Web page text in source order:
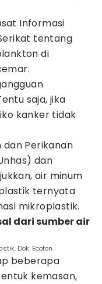
Informasi
tentang
di
saja, jika
kanker tidak
Perikanan
dan
air minum
ternyata
mikroplastik.
dari sumber air
Dok. Ecoton.
beberapa
kemasan,